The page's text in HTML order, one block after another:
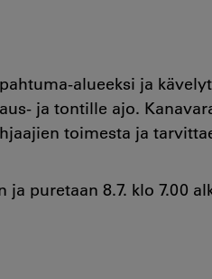
alueeksi ja
ja tontille ajo.
toimesta ja
ja puretaan 8.7. klo 7.00